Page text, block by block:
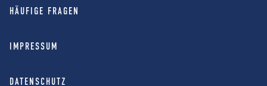
HÄUFIGE FRAGEN
IMPRESSUM
DATENSCHUTZ